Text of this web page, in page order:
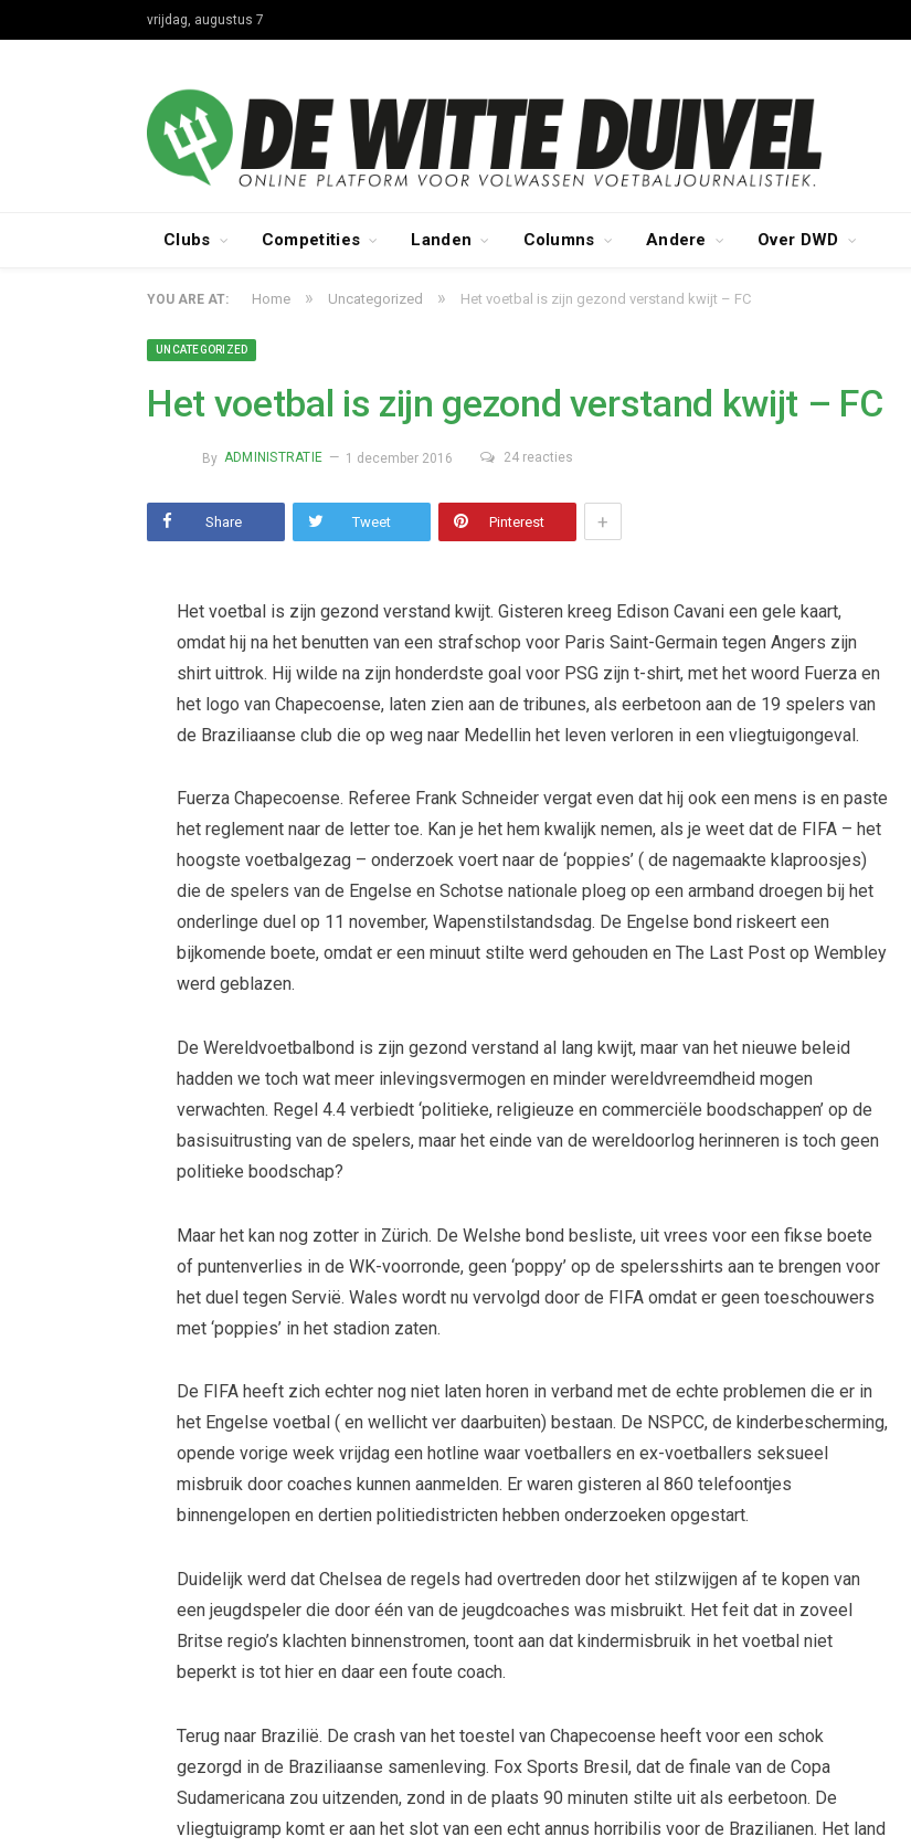
vrijdag, augustus 7
Clubs Competities Landen Columns Andere Over DWD
YOU ARE AT: Home » Uncategorized » Het voetbal is zijn gezond verstand kwijt – FC
UNCATEGORIZED
Het voetbal is zijn gezond verstand kwijt – FC
By ADMINISTRATIE 1 december 2016 24 reacties
Share Tweet Pinterest +
Het voetbal is zijn gezond verstand kwijt. Gisteren kreeg Edison Cavani een gele kaart,
omdat hij na het benutten van een strafschop voor Paris Saint-Germain tegen Angers zijn
shirt uittrok. Hij wilde na zijn honderdste goal voor PSG zijn t-shirt, met het woord Fuerza en
het logo van Chapecoense, laten zien aan de tribunes, als eerbetoon aan de 19 spelers van
de Braziliaanse club die op weg naar Medellin het leven verloren in een vliegtuigongeval.
Fuerza Chapecoense. Referee Frank Schneider vergat even dat hij ook een mens is en paste
het reglement naar de letter toe. Kan je het hem kwalijk nemen, als je weet dat de FIFA – het
hoogste voetbalgezag – onderzoek voert naar de ‘poppies’ ( de nagemaakte klaproosjes)
die de spelers van de Engelse en Schotse nationale ploeg op een armband droegen bij het
onderlinge duel op 11 november, Wapenstilstandsdag. De Engelse bond riskeert een
bijkomende boete, omdat er een minuut stilte werd gehouden en The Last Post op Wembley
werd geblazen.
De Wereldvoetbalbond is zijn gezond verstand al lang kwijt, maar van het nieuwe beleid
hadden we toch wat meer inlevingsvermogen en minder wereldvreemdheid mogen
verwachten. Regel 4.4 verbiedt ‘politieke, religieuze en commerciële boodschappen’ op de
basisuitrusting van de spelers, maar het einde van de wereldoorlog herinneren is toch geen
politieke boodschap?
Maar het kan nog zotter in Zürich. De Welshe bond besliste, uit vrees voor een fikse boete
of puntenverlies in de WK-voorronde, geen ‘poppy’ op de spelersshirts aan te brengen voor
het duel tegen Servië. Wales wordt nu vervolgd door de FIFA omdat er geen toeschouwers
met ‘poppies’ in het stadion zaten.
De FIFA heeft zich echter nog niet laten horen in verband met de echte problemen die er in
het Engelse voetbal ( en wellicht ver daarbuiten) bestaan. De NSPCC, de kinderbescherming,
opende vorige week vrijdag een hotline waar voetballers en ex-voetballers seksueel
misbruik door coaches kunnen aanmelden. Er waren gisteren al 860 telefoontjes
binnengelopen en dertien politiedistricten hebben onderzoeken opgestart.
Duidelijk werd dat Chelsea de regels had overtreden door het stilzwijgen af te kopen van
een jeugdspeler die door één van de jeugdcoaches was misbruikt. Het feit dat in zoveel
Britse regio’s klachten binnenstromen, toont aan dat kindermisbruik in het voetbal niet
beperkt is tot hier en daar een foute coach.
Terug naar Brazilië. De crash van het toestel van Chapecoense heeft voor een schok
gezorgd in de Braziliaanse samenleving. Fox Sports Bresil, dat de finale van de Copa
Sudamericana zou uitzenden, zond in de plaats 90 minuten stilte uit als eerbetoon. De
vliegtuigramp komt er aan het slot van een echt annus horribilis voor de Brazilianen. Het land